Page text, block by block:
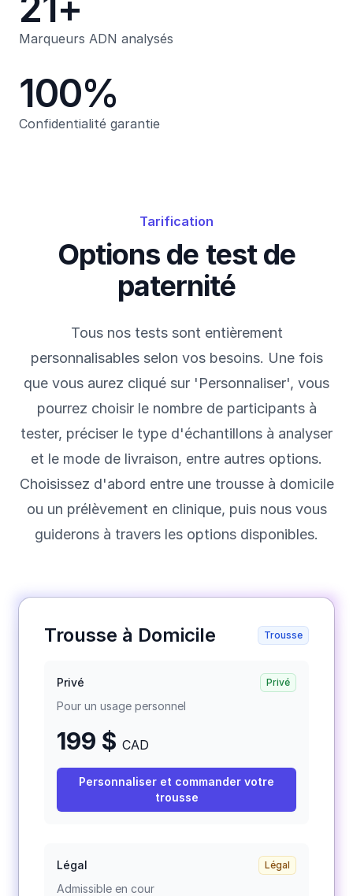
Marqueurs ADN analysés
Confidentialité garantie
100%
Tarification
Options de test de
paternité
Tous nos tests sont entièrement
personnalisables selon vos besoins. Une fois
que vous aurez cliqué sur 'Personnaliser', vous
pourrez choisir le nombre de participants à
tester, préciser le type d'échantillons à analyser
et le mode de livraison, entre autres options.
Choisissez d'abord entre une trousse à domicile
ou un prélèvement en clinique, puis nous vous
guiderons à travers les options disponibles.
Trousse à Domicile Trousse
Privé Privé
Pour un usage personnel
199 $ CAD
Personnaliser et commander votre
trousse
Légal Légal
Admissible en cour